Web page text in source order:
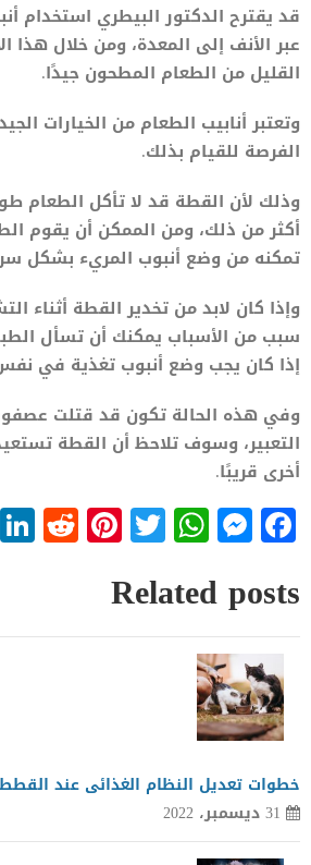
قد يقترح الدكتور البيطري استخدام
عبر الأنف إلى المعدة، ومن خلال هذا
القليل من الطعام المطحون جيدًا.
وتعتبر أنابيب الطعام من الخيارات
الفرصة للقيام بذلك.
وذلك لأن القطة قد لا تأكل الطعام
أكثر من ذلك، ومن الممكن أن يقوم
تمكنه من وضع أنبوب المريء بشكل
وإذا كان لابد من تخدير القطة أثناء
سبب من الأسباب يمكنك أن تسأل
إذا كان يجب وضع أنبوب تغذية في
وفي هذه الحالة تكون قد قتلت
التعبير، وسوف تلاحظ أن القطة
أخرى قريبًا.
Facebook
Messenger
WhatsApp
Twitter
Related posts
خطوات تعديل النظام الغذائى عند القطط
31 ديسمبر، 2022